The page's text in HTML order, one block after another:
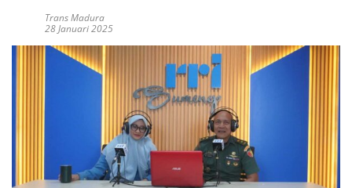
Trans Madura
28 Januari 2025